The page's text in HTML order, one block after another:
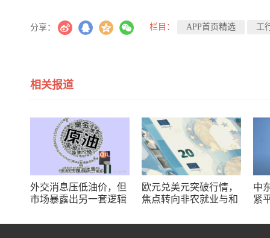
分享： 栏目： APP首页精选 工
相关报道
外交消息压低油价，但
市场暴露出另一套逻辑
欧元兑美元突破行情，
焦点转向非农就业与和
中
紧